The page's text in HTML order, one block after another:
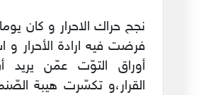
نجح حراك الاحرار و كان
فرضت فيه ارادة الأحرار
أوراق التوّت عمّن يريد
القرار،و تكسّرت هيبة